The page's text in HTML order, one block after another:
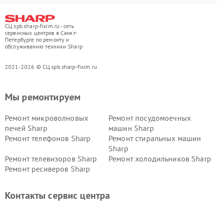
СЦ spb.sharp-fixim.ru - сеть
сервисных центров в Санкт-
Петербурге по ремонту и
обслуживанию техники Sharp
2021-2026 © СЦ spb.sharp-fixim.ru
Мы ремонтируем
Ремонт микроволновых
печей Sharp
Ремонт посудомоечных
машин Sharp
Ремонт телефонов Sharp
Ремонт стиральных машин
Sharp
Ремонт телевизоров Sharp
Ремонт холодильников Sharp
Ремонт ресиверов Sharp
Контакты сервис центра